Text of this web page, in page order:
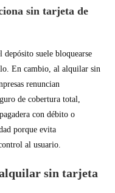
sin tarjeta de
suele bloquearse
En cambio, al alquilar sin
renuncian
de cobertura total,
con débito o
porque evita
al usuario.
alquilar sin tarjeta